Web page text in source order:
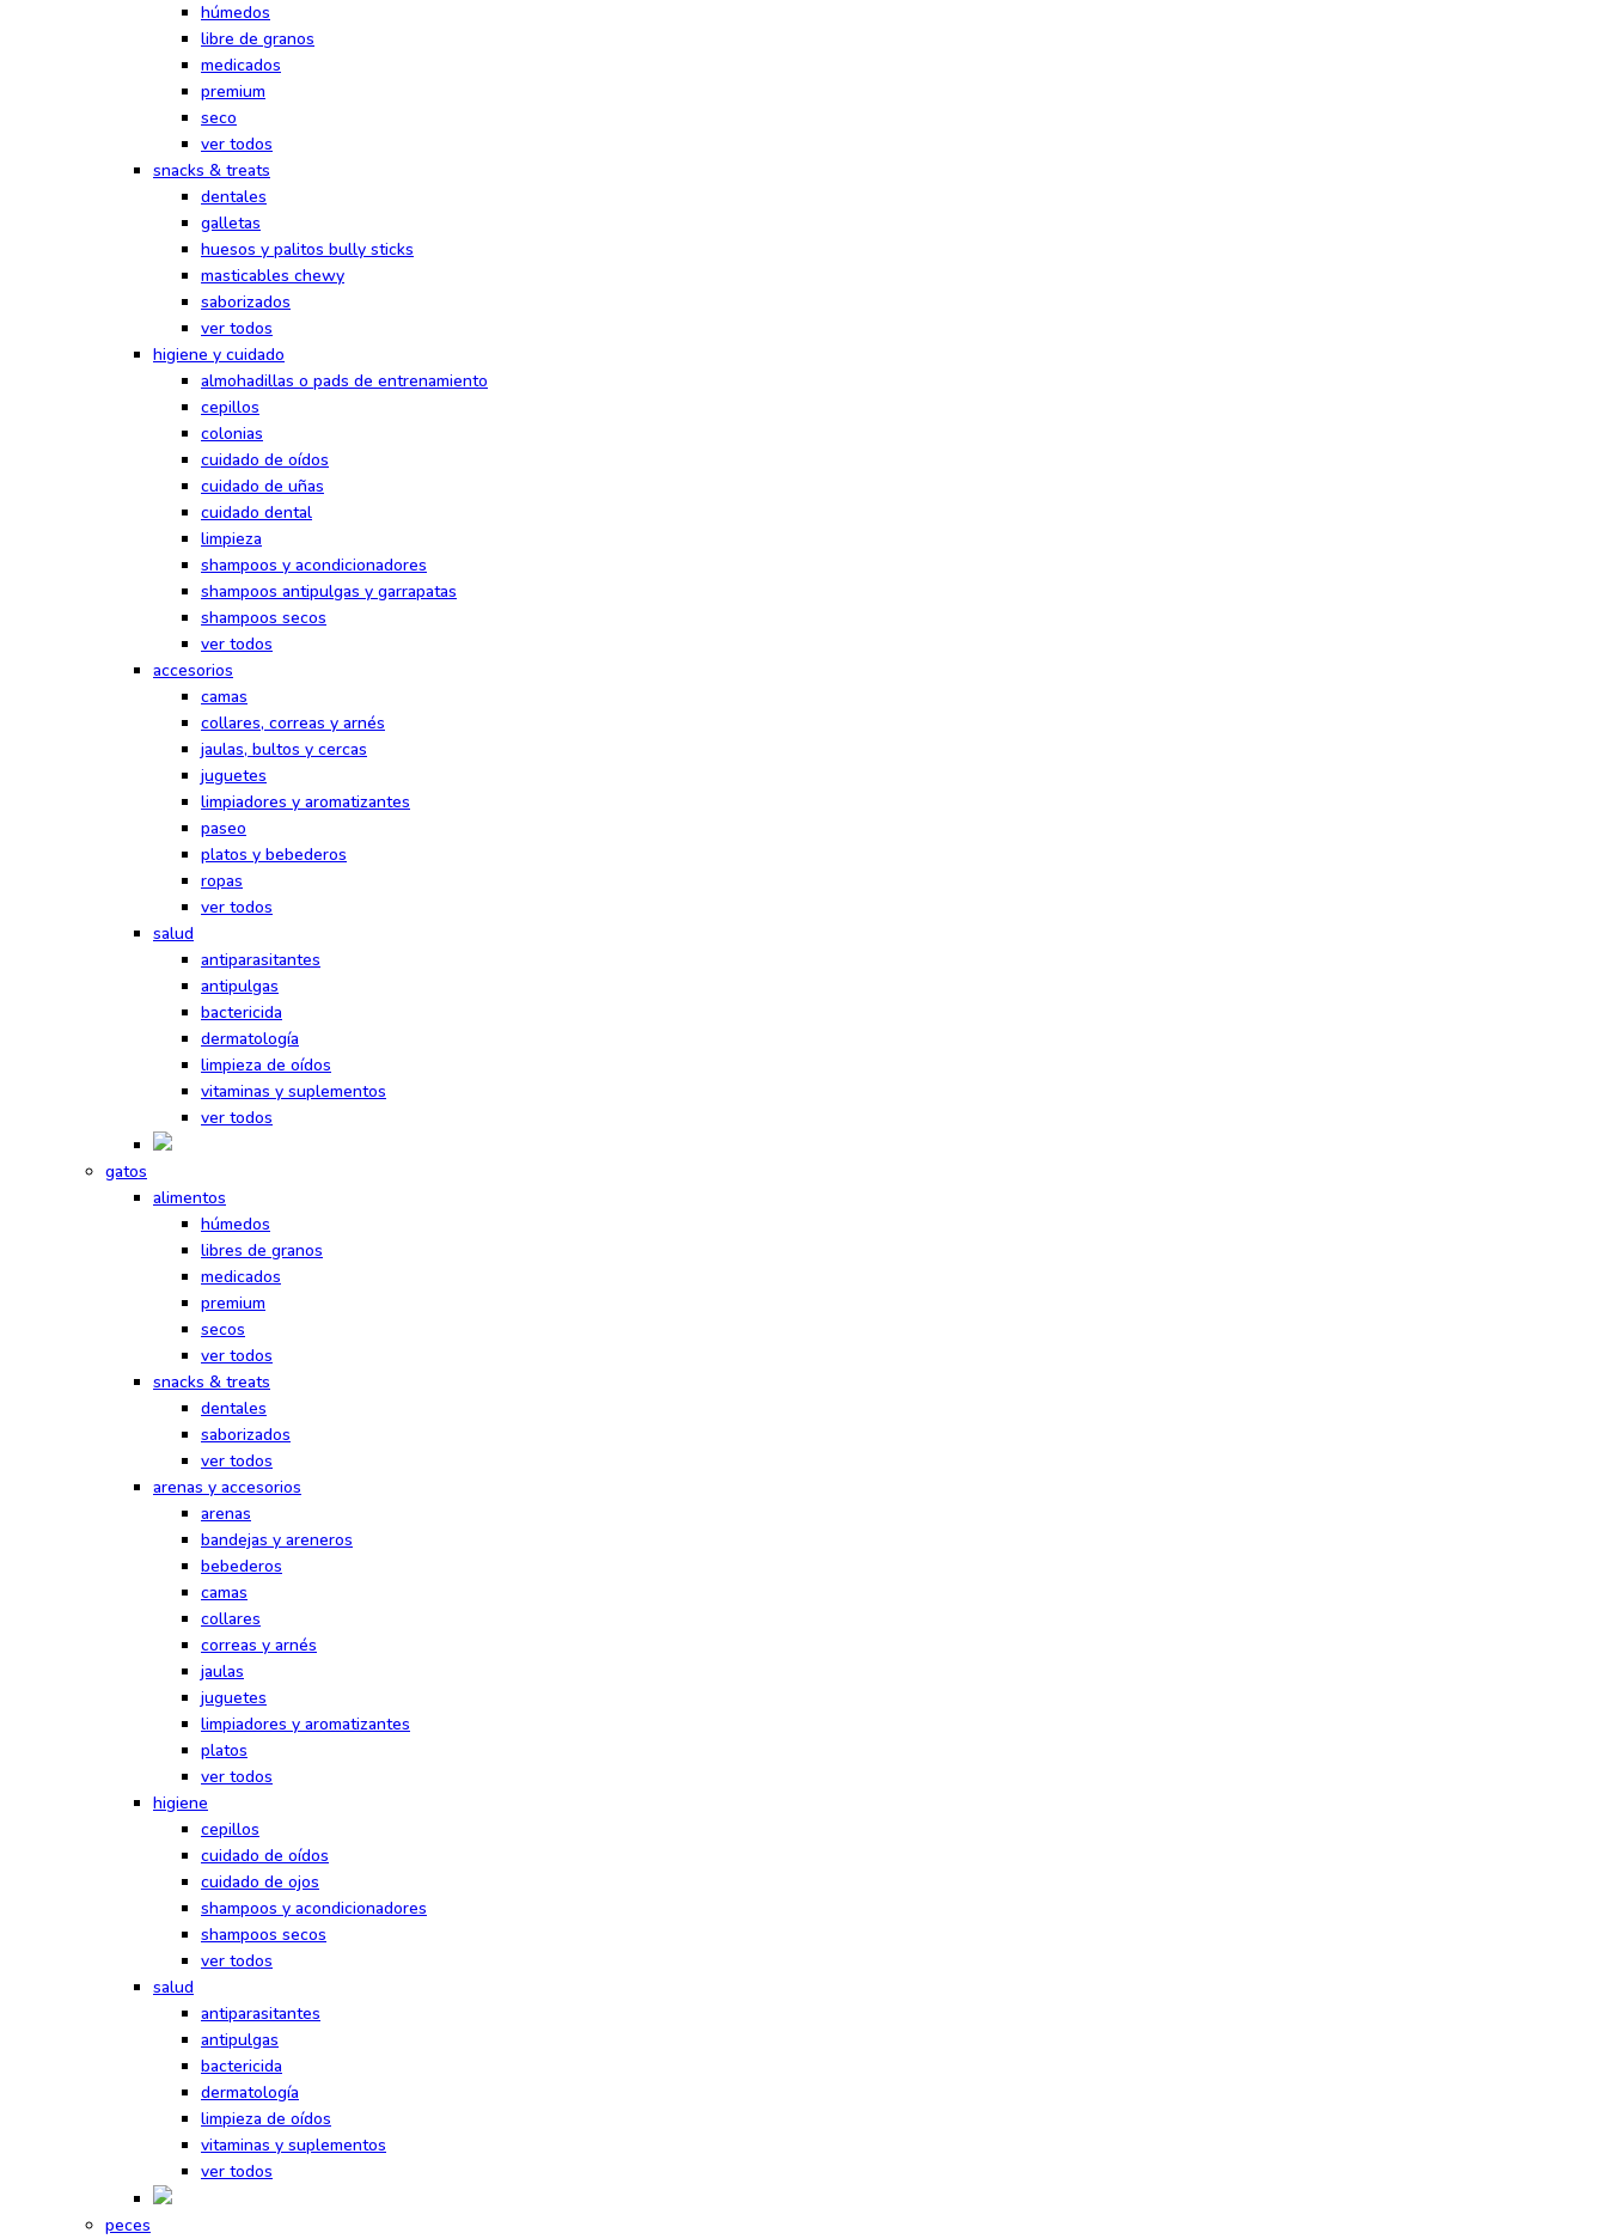
húmedos
libre de granos
medicados
premium
seco
ver todos
snacks & treats
dentales
galletas
huesos y palitos bully sticks
masticables chewy
saborizados
ver todos
higiene y cuidado
almohadillas o pads de entrenamiento
cepillos
colonias
cuidado de oídos
cuidado de uñas
cuidado dental
limpieza
shampoos y acondicionadores
shampoos antipulgas y garrapatas
shampoos secos
ver todos
accesorios
camas
collares, correas y arnés
jaulas, bultos y cercas
juguetes
limpiadores y aromatizantes
paseo
platos y bebederos
ropas
ver todos
salud
antiparasitantes
antipulgas
bactericida
dermatología
limpieza de oídos
vitaminas y suplementos
ver todos
gatos
alimentos
húmedos
libres de granos
medicados
premium
secos
ver todos
snacks & treats
dentales
saborizados
ver todos
arenas y accesorios
arenas
bandejas y areneros
bebederos
camas
collares
correas y arnés
jaulas
juguetes
limpiadores y aromatizantes
platos
ver todos
higiene
cepillos
cuidado de oídos
cuidado de ojos
shampoos y acondicionadores
shampoos secos
ver todos
salud
antiparasitantes
antipulgas
bactericida
dermatología
limpieza de oídos
vitaminas y suplementos
ver todos
peces